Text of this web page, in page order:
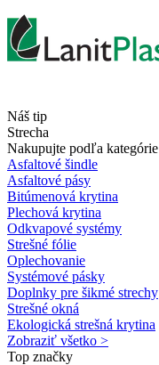
Náš tip
Strecha
Nakupujte podľa kategórie
Asfaltové šindle
Asfaltové pásy
Bitúmenová krytina
Plechová krytina
Odkvapové systémy
Strešné fólie
Oplechovanie
Systémové pásky
Doplnky pre šikmé strechy
Strešné okná
Ekologická strešná krytina
Zobraziť všetko >
Top značky